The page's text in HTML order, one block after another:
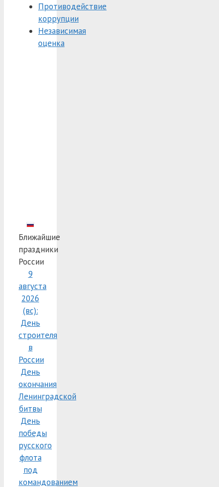
Противодействие
коррупции
Независимая
оценка
Ближайшие
праздники
России
9
августа
2026
(вс):
День
строителя
в
России
День
окончания
Ленинградской
битвы
День
победы
русского
флота
под
командованием